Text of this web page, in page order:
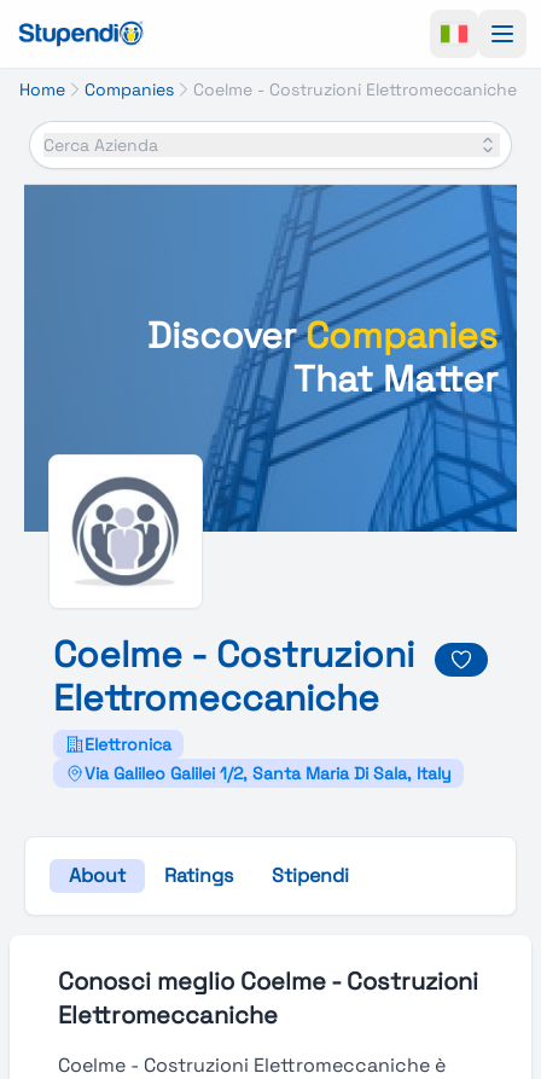
Home Companies Coelme - Costruzioni Elettromeccaniche
Cerca Azienda
DiscoverCompanies
That Matter
Coelme - Costruzioni
Elettromeccaniche
Elettronica
Via Galileo Galilei 1/2, Santa Maria Di Sala, Italy
About Ratings Stipendi
Conosci meglio Coelme - Costruzioni
Elettromeccaniche
Coelme - Costruzioni Elettromeccaniche è